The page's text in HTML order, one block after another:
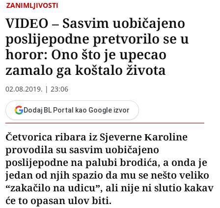
ZANIMLJIVOSTI
VIDEO – Sasvim uobičajeno
poslijepodne pretvorilo se u
horor: Ono što je upecao
zamalo ga koštalo života
02.08.2019. | 23:06
Dodaj BL Portal kao Google izvor
Četvorica ribara iz Sjeverne Karoline
provodila su sasvim uobičajeno
poslijepodne na palubi brodića, a onda je
jedan od njih spazio da mu se nešto veliko
“zakačilo na udicu”, ali nije ni slutio kakav
će to opasan ulov biti.